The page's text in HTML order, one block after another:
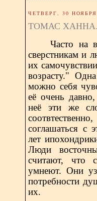
ЧЕТВЕРГ, 30 НОЯБРЯ
ТОМАС
Часто на
сверстникам и
их
возрасту."
можно себя
её очень
неё эти же
соглашаться с
лет
Люди
считают, что
умнеют. Они
потребности
их.